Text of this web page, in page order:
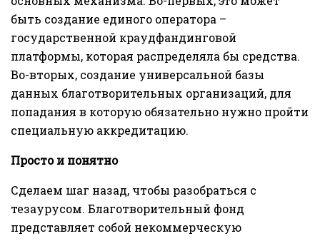
быть создание единого оператора –
государственной краудфандинговой
платформы, которая распределяла бы средства.
Во-вторых, создание универсальной базы
данных благотворительных организаций, для
попадания в которую обязательно нужно пройти
специальную аккредитацию.
Просто и понятно
Сделаем шаг назад, чтобы разобраться с
тезаурусом. Благотворительный фонд
представляет собой некоммерческую